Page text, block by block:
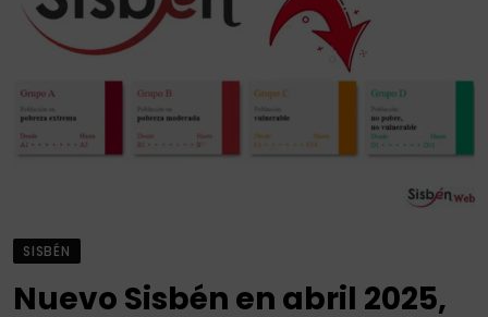
SISBÉN
Nuevo Sisbén en abril 2025,